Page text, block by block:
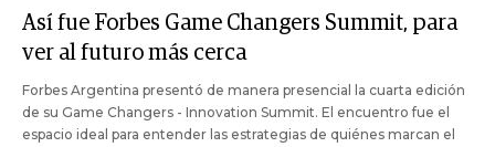
Así fue Forbes Game Changers Summit, para
ver al futuro más cerca
Forbes Argentina presentó de manera presencial la cuarta edición
de su Game Changers - Innovation Summit. El encuentro fue el
espacio ideal para entender las estrategias de quiénes marcan el